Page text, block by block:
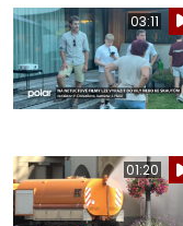
03:11
01:20